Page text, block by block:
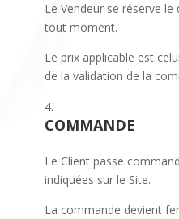
Le Vendeur se réserve
tout moment.
Le prix applicable est
de la validation de la
COMMANDE
Le Client passe
indiquées sur le Site.
La commande devient